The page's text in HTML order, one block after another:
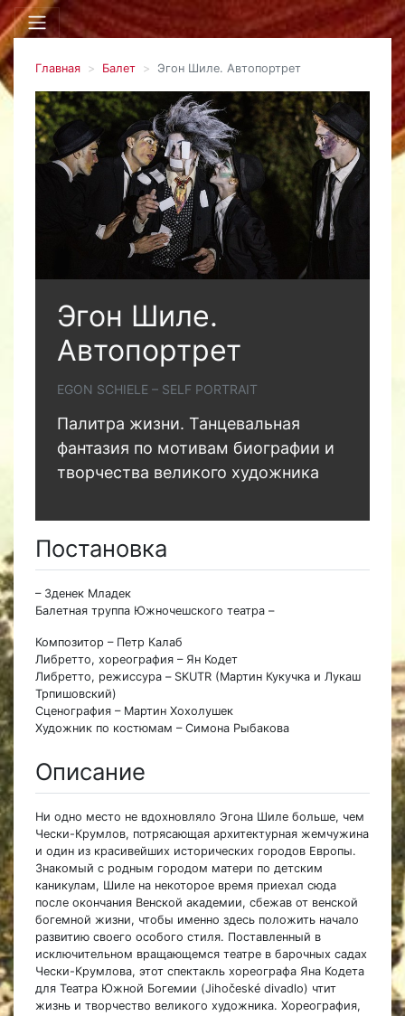
Главная Балет Эгон Шиле. Автопортрет
Эгон Шиле.
Автопортрет
EGON SCHIELE – SELF PORTRAIT
Палитра жизни. Танцевальная
фантазия по мотивам биографии и
творчества великого художника
Постановка
– Зденек Младек
Балетная труппа Южночешского театра –
Композитор – Петр Калаб
Либретто, хореография – Ян Кодет
Либретто, режиссура – SKUTR (Мартин Кукучка и Лукаш
Трпишовский)
Сценография – Мартин Хохолушек
Художник по костюмам – Симона Рыбакова
Описание
Ни одно место не вдохновляло Эгона Шиле больше, чем
Чески-Крумлов, потрясающая архитектурная жемчужина
и один из красивейших исторических городов Европы.
Знакомый с родным городом матери по детским
каникулам, Шиле на некоторое время приехал сюда
после окончания Венской академии, сбежав от венской
богемной жизни, чтобы именно здесь положить начало
развитию своего особого стиля. Поставленный в
исключительном вращающемся театре в барочных садах
Чески-Крумлова, этот спектакль хореографа Яна Кодета
для Театра Южной Богемии (Jihočeské divadlo) чтит
жизнь и творчество великого художника. Хореография,